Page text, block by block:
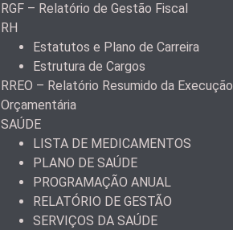
RGF – Relatório de Gestão Fiscal
RH
Estatutos e Plano de Carreira
Estrutura de Cargos
RREO – Relatório Resumido da Execução
Orçamentária
SAÚDE
LISTA DE MEDICAMENTOS
PLANO DE SAÚDE
PROGRAMAÇÃO ANUAL
RELATÓRIO DE GESTÃO
SERVIÇOS DA SAÚDE